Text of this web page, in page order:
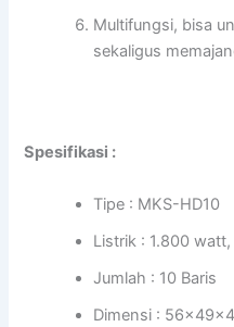
Multifungsi, bisa
sekaligus
Spesifikasi :
Tipe : MKS-HD10
Listrik : 1.800
Jumlah : 10 Baris
Dimensi :